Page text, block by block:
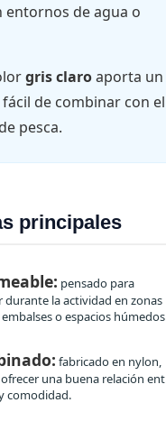
entornos de agua o
gris claroaporta un
de combinar con el
pesca.
principales
pensado para
durante la actividad en zonas
o espacios
fabricado en nylon,
una buena relación
comodidad.